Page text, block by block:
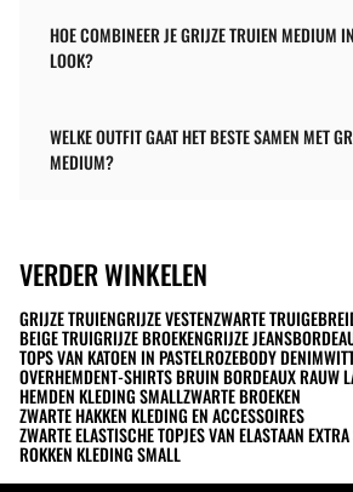
HOE COMBINEER JE GRIJZE TRUIEN MEDIUM
LOOK?
WELKE OUTFIT GAAT HET BESTE SAMEN MET
MEDIUM?
VERDER WINKELEN
GRIJZE TRUIENGRIJZE VESTENZWARTE TRUI
BEIGE TRUIGRIJZE BROEKENGRIJZE JEANS
TOPS VAN KATOEN IN PASTELROZEBODY DENIM
OVERHEMDENT-SHIRTS BRUIN BORDEAUX RAUW
HEMDEN KLEDING SMALLZWARTE BROEKEN
ZWARTE HAKKEN KLEDING EN ACCESSOIRES
ZWARTE ELASTISCHE TOPJES VAN ELASTAAN
ROKKEN KLEDING SMALL